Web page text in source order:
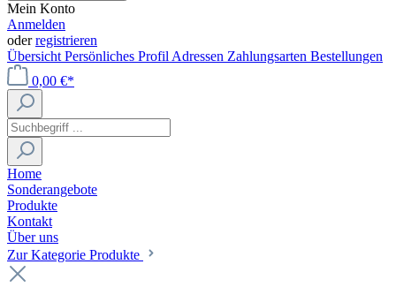
Mein Konto
Anmelden
oderregistrieren
Übersicht Persönliches Profil Adressen Zahlungsarten Bestellungen
0,00 €*
Home
Sonderangebote
Produkte
Kontakt
Über uns
Zur Kategorie Produkte